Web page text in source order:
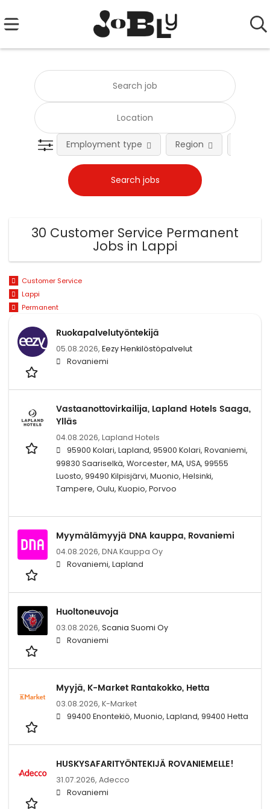
Employment type Region
30 Customer Service Permanent
Jobs in Lappi
Customer Service
Lappi
Permanent
Ruokapalvelutyöntekijä
05.08.2026, Eezy Henkilöstöpalvelut
Rovaniemi
Vastaanottovirkailija, Lapland Hotels Saaga,
Ylläs
04.08.2026, Lapland Hotels
95900 Kolari, Lapland, 95900 Kolari, Rovaniemi,
99830 Saariselkä, Worcester, MA, USA, 99555
Luosto, 99490 Kilpisjärvi, Muonio, Helsinki,
Tampere, Oulu, Kuopio, Porvoo
Myymälämyyjä DNA kauppa, Rovaniemi
04.08.2026, DNA Kauppa Oy
Rovaniemi, Lapland
Huoltoneuvoja
03.08.2026, Scania Suomi Oy
Rovaniemi
Myyjä, K-Market Rantakokko, Hetta
03.08.2026, K-Market
99400 Enontekiö, Muonio, Lapland, 99400 Hetta
HUSKYSAFARITYÖNTEKIJÄ ROVANIEMELLE!
31.07.2026, Adecco
Rovaniemi